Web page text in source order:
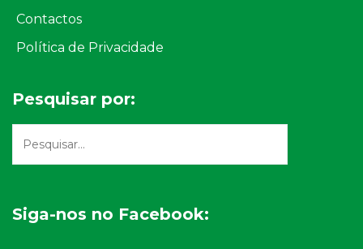
Contactos
Política de Privacidade
Pesquisar por:
Siga-nos no Facebook: